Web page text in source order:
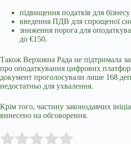
підвищення податків для
введення ПДВ для спрощеної
зниження порога для
до €150.
Також Верховна Рада не підтримала
про оподаткування цифрових
документ проголосували лише 168
недостатньо для ухвалення.
Крім того, частину законодавчих
винесено на обговорення.
Rate this item: